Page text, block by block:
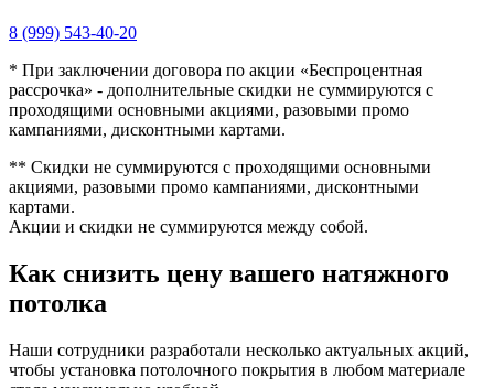
8 (999) 543-40-20
* При заключении договора по акции «Беспроцентная
рассрочка» - дополнительные скидки не суммируются с
проходящими основными акциями, разовыми промо
кампаниями, дисконтными картами.
** Скидки не суммируются с проходящими основными
акциями, разовыми промо кампаниями, дисконтными
картами.
Акции и скидки не суммируются между собой.
Как снизить цену вашего натяжного
потолка
Наши сотрудники разработали несколько актуальных акций,
чтобы установка потолочного покрытия в любом материале